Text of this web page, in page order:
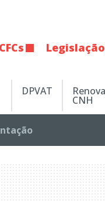
CFCs Legislação
DPVAT
CNH